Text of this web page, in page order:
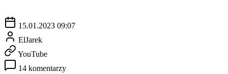
15.01.2023 09:07
ElJarek
YouTube
14 komentarzy